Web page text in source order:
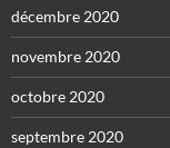
décembre 2020
novembre 2020
octobre 2020
septembre 2020